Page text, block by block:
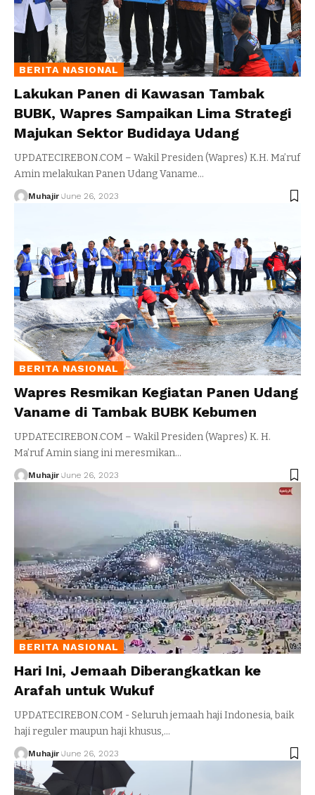
BERITA NASIONAL
Lakukan Panen di Kawasan Tambak
BUBK, Wapres Sampaikan Lima Strategi
Majukan Sektor Budidaya Udang
UPDATECIREBON.COM – Wakil Presiden (Wapres) K.H. Ma’ruf
Amin melakukan Panen Udang Vaname…
Muhajir June 26, 2023
BERITA NASIONAL
Wapres Resmikan Kegiatan Panen Udang
Vaname di Tambak BUBK Kebumen
UPDATECIREBON.COM – Wakil Presiden (Wapres) K. H.
Ma’ruf Amin siang ini meresmikan…
Muhajir June 26, 2023
BERITA NASIONAL
Hari Ini, Jemaah Diberangkatkan ke
Arafah untuk Wukuf
UPDATECIREBON.COM - Seluruh jemaah haji Indonesia, baik
haji reguler maupun haji khusus,…
Muhajir June 26, 2023